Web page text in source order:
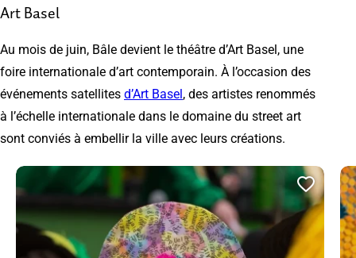
Art Basel
Au mois de juin, Bâle devient le théâtre d’Art Basel, une
foire internationale d’art contemporain. À l’occasion des
événements satellites d’Art Basel, des artistes renommés
à l’échelle internationale dans le domaine du street art
sont conviés à embellir la ville avec leurs créations.